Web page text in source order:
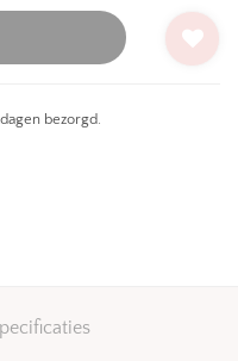
bezorgd.